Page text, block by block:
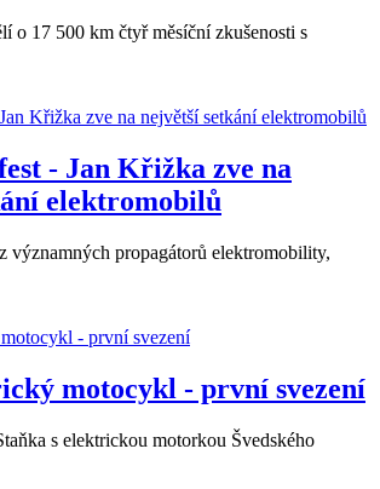
o 17 500 km čtyř měsíční zkušenosti s
- Jan Křižka zve na
elektromobilů
významných propagátorů elektromobility,
motocykl - první svezení
s elektrickou motorkou Švedského